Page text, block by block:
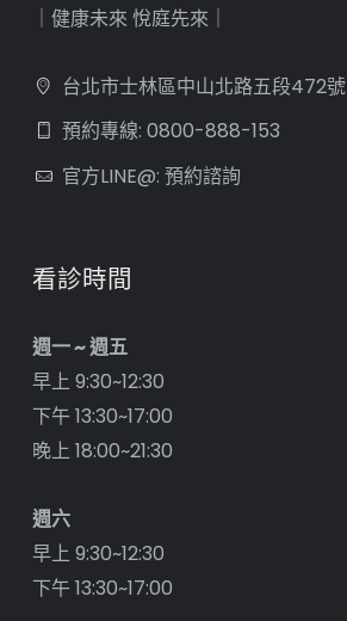
｜健康未來 悅庭先來｜
台北市士林區中山北路五段472號
預約專線: 0800-888-153
官方LINE@: 預約諮詢
看診時間
週一 ~ 週五
早上 9:30~12:30
下午 13:30~17:00
晚上 18:00~21:30
週六
早上 9:30~12:30
下午 13:30~17:00